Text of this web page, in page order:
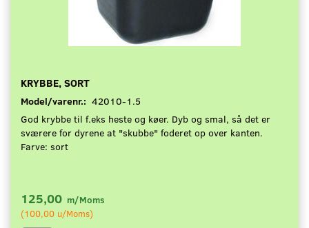
KRYBBE, SORT
Model/varenr.: 42010-1.5
God krybbe til f.eks heste og køer. Dyb og smal, så det er
sværere for dyrene at "skubbe" foderet op over kanten.
Farve: sort
125,00 m/Moms
(100,00 u/Moms)